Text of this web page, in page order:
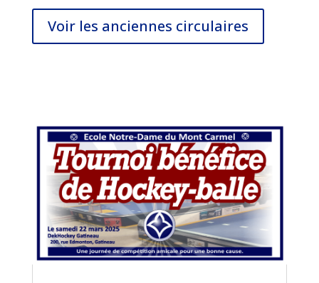
Voir les anciennes circulaires